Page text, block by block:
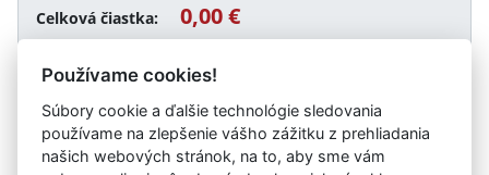
Celková čiastka: 0,00 €
Návrat späť
Používame cookies!
Súbory cookie a ďalšie technológie sledovania
používame na zlepšenie vášho zážitku z prehliadania
našich webových stránok, na to, aby sme vám